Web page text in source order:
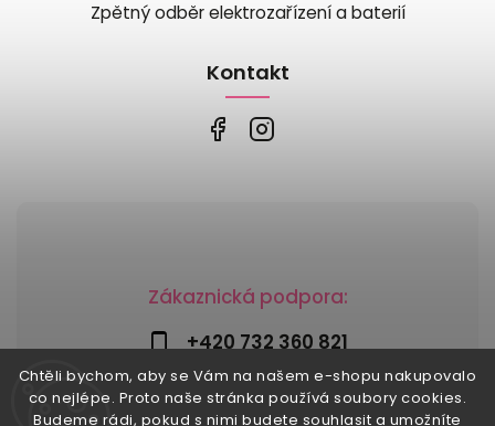
Chtěli bychom, aby se Vám na našem e-shopu nakupovalo
co nejlépe. Proto naše stránka používá soubory cookies.
Budeme rádi, pokud s nimi budete souhlasit a umožníte
Zákaznická podpora:
+420 732 360 821
info@risesnu.cz
Zpětný odběr elektrozařízení a baterií
Kontakt